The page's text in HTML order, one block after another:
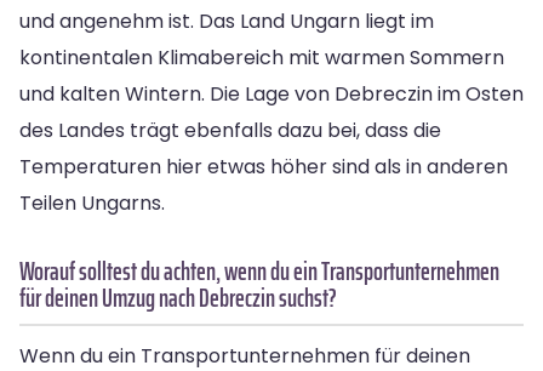
und angenehm ist. Das Land Ungarn liegt im
kontinentalen Klimabereich mit warmen Sommern
und kalten Wintern. Die Lage von Debreczin im Osten
des Landes trägt ebenfalls dazu bei, dass die
Temperaturen hier etwas höher sind als in anderen
Teilen Ungarns.
Worauf solltest du achten, wenn du ein Transportunternehmen
für deinen Umzug nach Debreczin suchst?
Wenn du ein Transportunternehmen für deinen